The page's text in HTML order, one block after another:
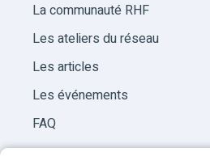
La communauté RHF
Les ateliers du réseau
Les articles
Les événements
FAQ